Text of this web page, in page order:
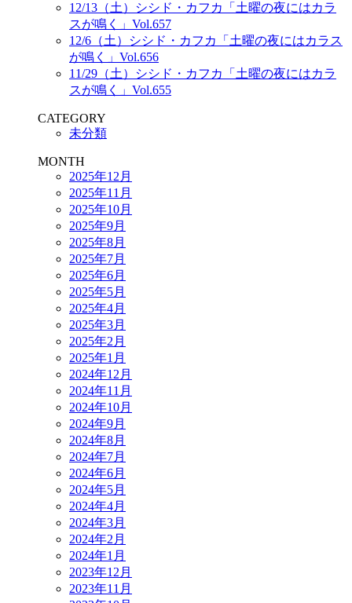
12/13（土）シシド・カフカ「土曜の夜にはカラ
スが鳴く」Vol.657
12/6（土）シシド・カフカ「土曜の夜にはカラス
が鳴く」Vol.656
11/29（土）シシド・カフカ「土曜の夜にはカラ
スが鳴く」Vol.655
CATEGORY
未分類
MONTH
2025年12月
2025年11月
2025年10月
2025年9月
2025年8月
2025年7月
2025年6月
2025年5月
2025年4月
2025年3月
2025年2月
2025年1月
2024年12月
2024年11月
2024年10月
2024年9月
2024年8月
2024年7月
2024年6月
2024年5月
2024年4月
2024年3月
2024年2月
2024年1月
2023年12月
2023年11月